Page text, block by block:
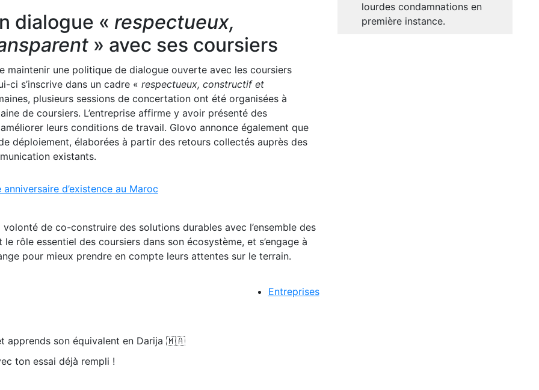
dialogue « respectueux,
» avec ses coursiers
maintenir une politique de dialogue ouverte avec les coursiers
ci s’inscrive dans un cadre « respectueux, constructif et
plusieurs sessions de concertation ont été organisées à
de coursiers. L’entreprise affirme y avoir présenté des
leurs conditions de travail. Glovo annonce également que
déploiement, élaborées à partir des retours collectés auprès des
existants.
d’existence au Maroc
de co-construire des solutions durables avec l’ensemble des
rôle essentiel des coursiers dans son écosystème, et s’engage à
pour mieux prendre en compte leurs attentes sur le terrain.
Entreprises
apprends son équivalent en Darija 🇲🇦
ton essai déjà rempli !
lourdes condamnations en
première instance.